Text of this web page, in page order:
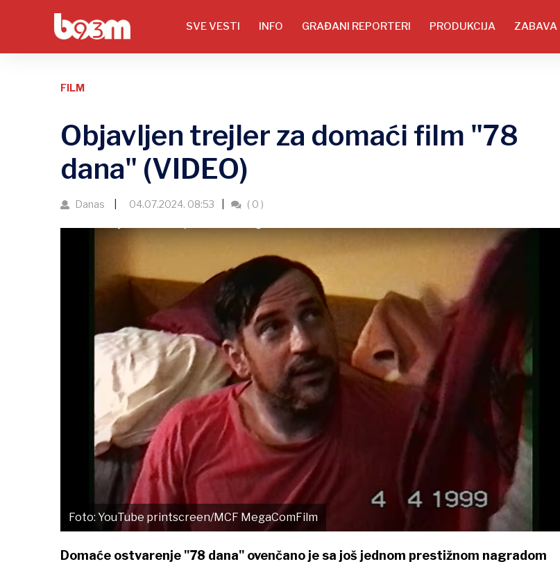
SVE VESTI INFO GRAĐANI REPORTERI PRODUKCIJA ZABAVA
FILM
Objavljen trejler za domaći film "78
dana" (VIDEO)
Danas 04.07.2024. 08:53 ( 0 )
Foto: YouTube printscreen/MCF MegaComFilm
Domaće ostvarenje "78 dana" ovenčano je sa još jednom prestižnom nagradom